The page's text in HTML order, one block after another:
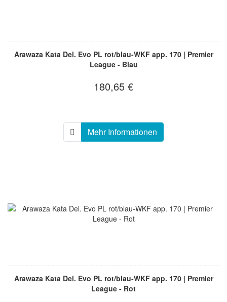
Arawaza Kata Del. Evo PL rot/blau-WKF app. 170 | Premier
League - Blau
180,65 €
Mehr Informationen
Arawaza Kata Del. Evo PL rot/blau-WKF app. 170 | Premier
League - Rot